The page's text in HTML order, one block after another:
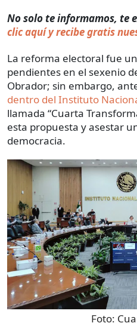
No solo te informamos, te
clic aquí y recibe gratis
La reforma electoral fue
pendientes en el sexenio
Obrador; sin embargo,
dentro del Instituto
llamada “Cuarta
esta propuesta y asestar
democracia.
Foto: